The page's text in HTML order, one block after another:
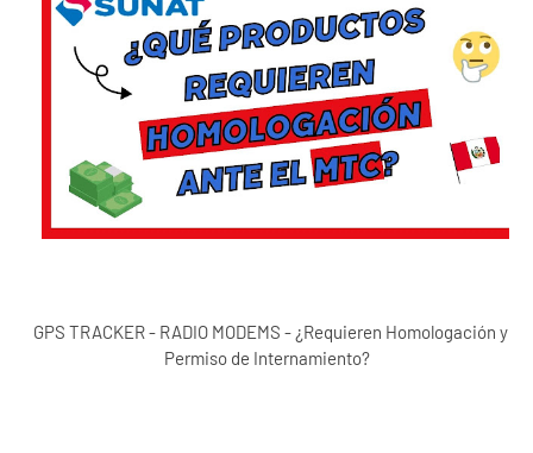
GPS TRACKER - RADIO MODEMS - ¿Requieren Homologación y
Permiso de Internamiento?